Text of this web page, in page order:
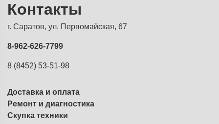
Контакты
г. Саратов, ул. Первомайская, 67
8-962-626-7799
8 (8452) 53-51-98
Доставка и оплата
Ремонт и диагностика
Скупка техники